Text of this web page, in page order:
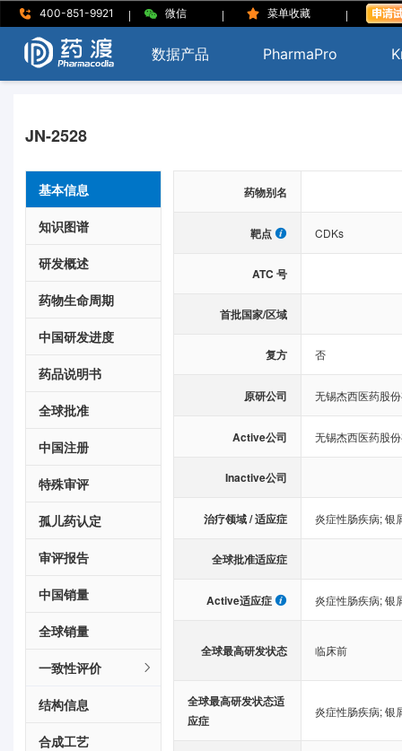
400-851-9921 | 微信 | 菜单收藏 |
数据产品 PharmaPro
JN-2528
基本信息
知识图谱
研发概述
药物生命周期
中国研发进度
药品说明书
全球批准
中国注册
特殊审评
孤儿药认定
审评报告
中国销量
全球销量
一致性评价
结构信息
合成工艺
药物别名
靶点 CDKs
ATC 号
首批国家/区域
复方 否
原研公司 无锡杰西医药股
Active公司 无锡杰西医药股
Inactive公司
治疗领域 / 适应症 炎症性肠疾病;银
全球批准适应症
Active适应症 炎症性肠疾病;银
全球最高研发状态 临床前
全球最高研发状态适
应症
炎症性肠疾病;银